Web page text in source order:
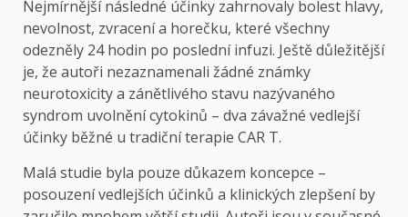
Nejmírnější následné účinky zahrnovaly bolest hlavy,
nevolnost, zvracení a horečku, které všechny
odezněly 24 hodin po poslední infuzi. Ještě důležitější
je, že autoři nezaznamenali žádné známky
neurotoxicity a zánětlivého stavu nazývaného
syndrom uvolnění cytokinů – dva závažné vedlejší
účinky běžné u tradiční terapie CAR T.
Malá studie byla pouze důkazem koncepce –
posouzení vedlejších účinků a klinických zlepšení by